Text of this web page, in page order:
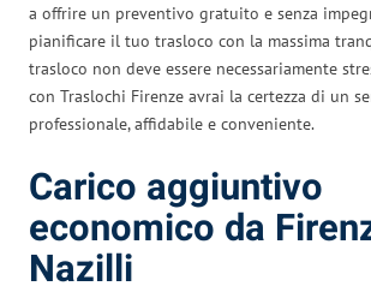
a offrire un preventivo gratuito e senza
pianificare il tuo trasloco con la massima
trasloco non deve essere necessariamente
con Traslochi Firenze avrai la certezza di un
professionale, affidabile e conveniente.
Carico aggiuntivo
economico da
Nazilli